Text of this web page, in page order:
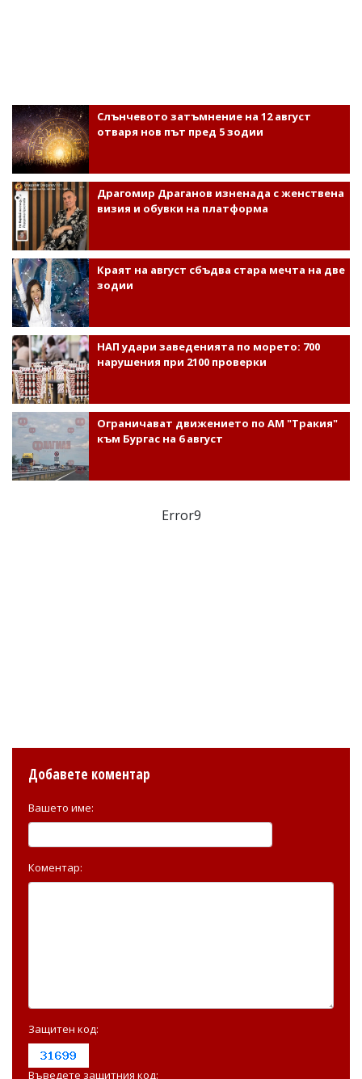
Слънчевото затъмнение на 12 август
отваря нов път пред 5 зодии
Драгомир Драганов изненада с женствена
визия и обувки на платформа
Краят на август сбъдва стара мечта на две
зодии
НАП удари заведенията по морето: 700
нарушения при 2100 проверки
Ограничават движението по АМ "Тракия"
към Бургас на 6 август
Error9
Добавете коментар
Вашето име:
Коментар:
Защитен код:
Въведете защитния код: